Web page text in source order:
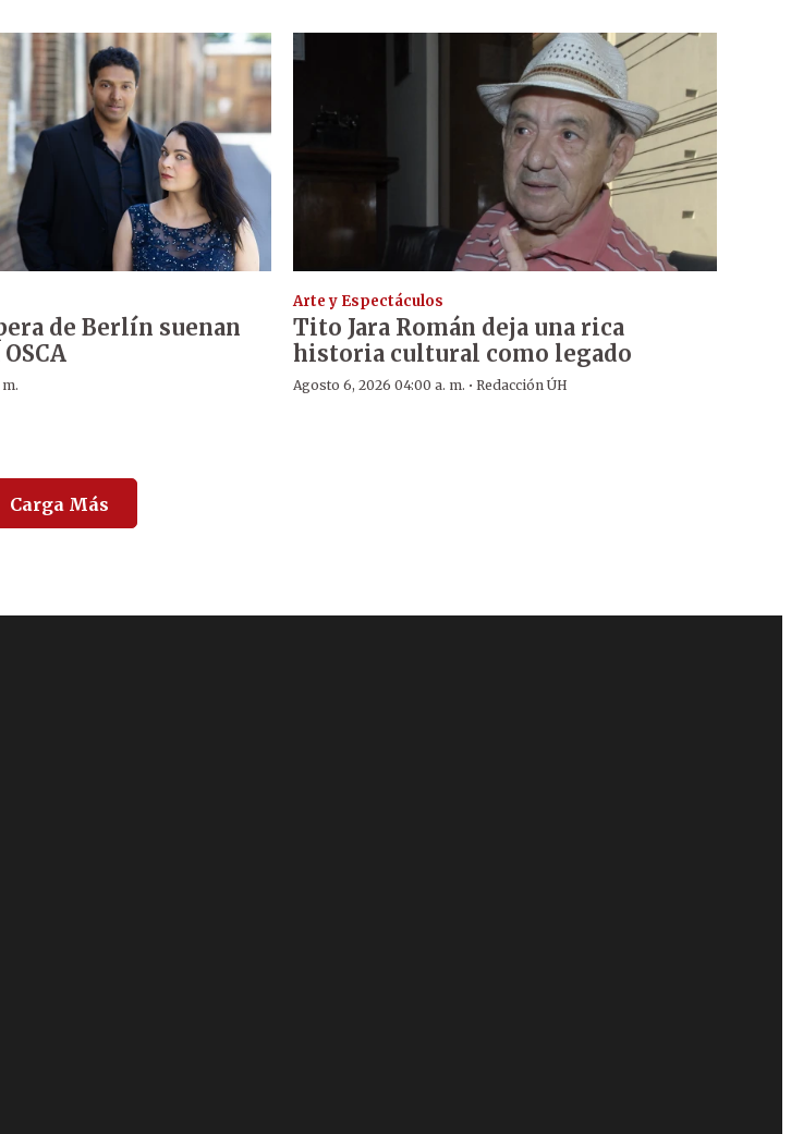
de Berlín suenan
Arte y Espectáculos
Tito Jara Román deja una rica
historia cultural como legado
Agosto 6, 2026 04:00 a. m. · Redacción ÚH
Carga Más